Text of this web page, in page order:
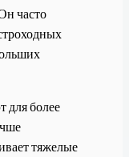
часто
более
тяжелые